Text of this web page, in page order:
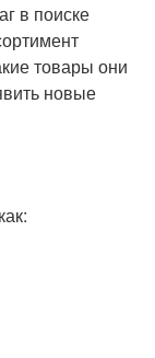
в поиске
товары они
новые